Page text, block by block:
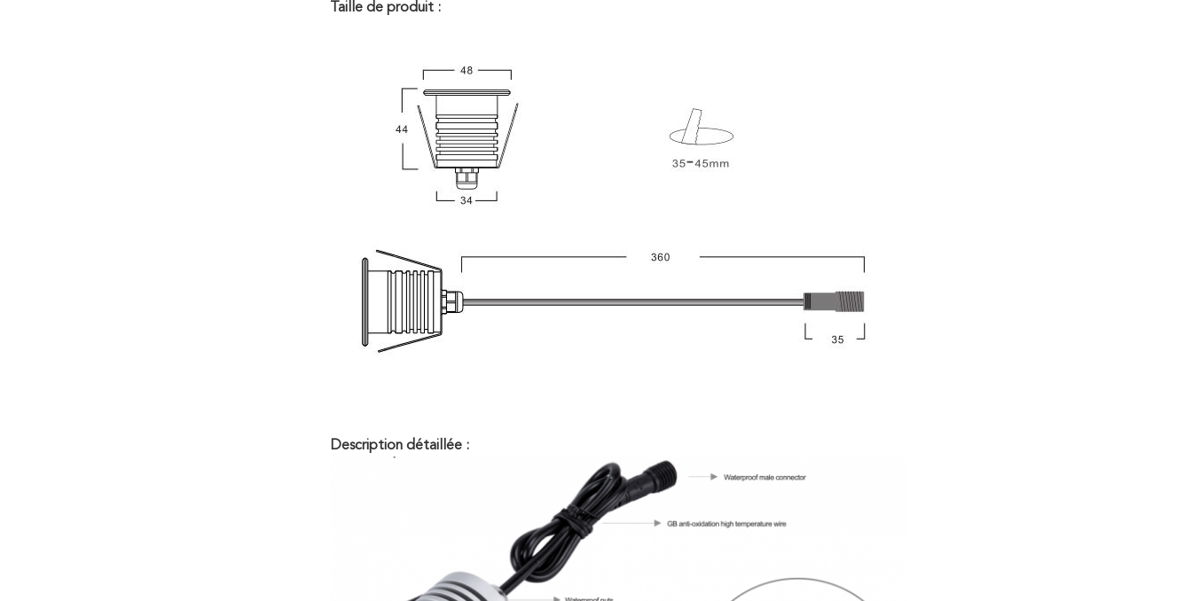
Taille de produit :
Description détaillée :